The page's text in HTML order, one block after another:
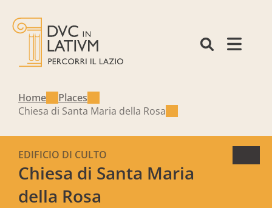
Home
Places
Chiesa di Santa Maria della Rosa
Chiesa di Santa Maria
della Rosa
EDIFICIO DI CULTO